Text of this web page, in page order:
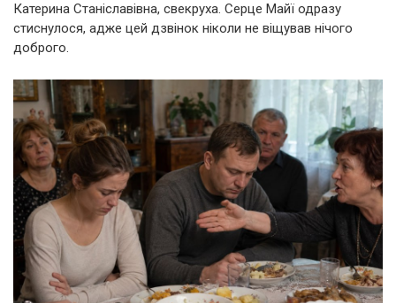
Катерина Станіславівна, свекруха. Серце Майї одразу
стиснулося, адже цей дзвінок ніколи не віщував нічого
доброго.